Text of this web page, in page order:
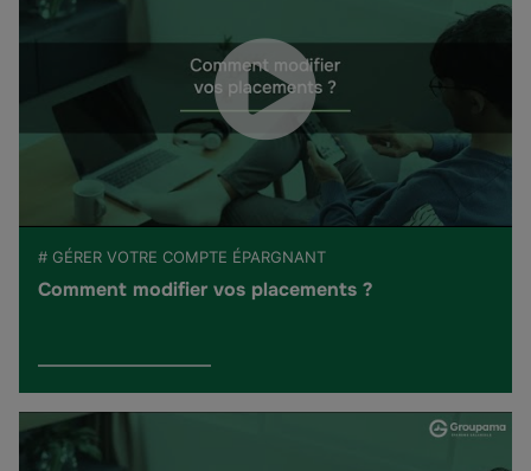
# GÉRER VOTRE COMPTE ÉPARGNANT
Comment modifier vos placements ?